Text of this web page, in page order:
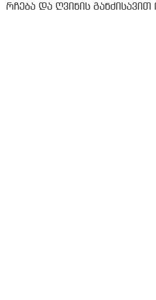
რჩება და ღვინის განძისავით